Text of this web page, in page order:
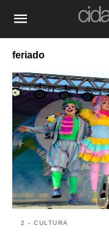
feriado
2 - CULTURA